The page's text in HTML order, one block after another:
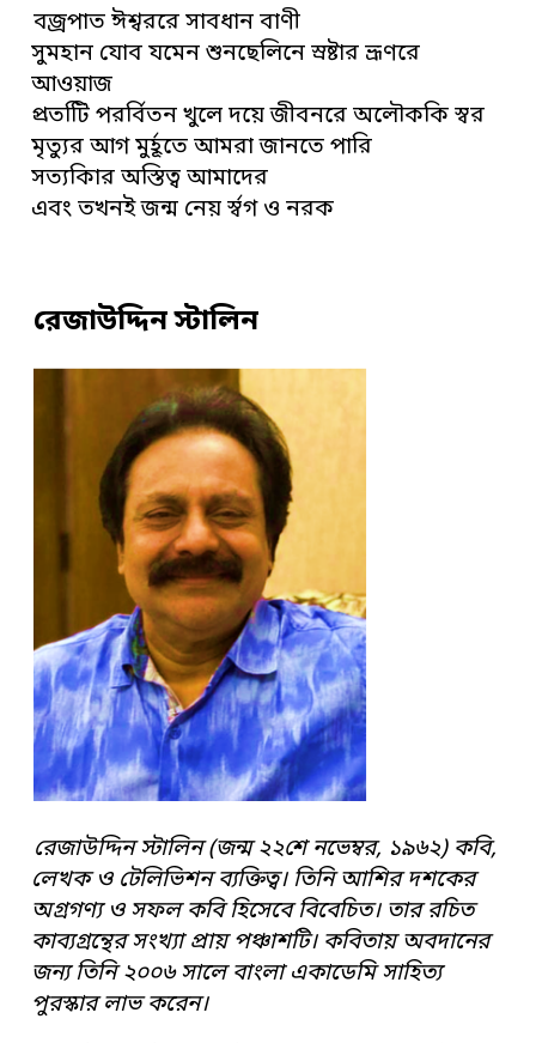
বজ্রপাত ঈশ্বররে সাবধান বাণী
সুমহান যোব যমেন শুনছেলিনে স্রষ্টার ভ্রূণরে
আওয়াজ
প্রতটিি পরর্বিতন খুলে দয়ে জীবনরে অলৌককি স্বর
মৃত্যুর আগ মুর্হূতে আমরা জানতে পারি
সত্যকিার অস্তিত্ব আমাদের
এবং তখনই জন্ম নেয় র্স্বগ ও নরক
রেজাউদ্দিন স্টালিন
রেজাউদ্দিন স্টালিন (জন্ম ২২শে নভেম্বর, ১৯৬২) কবি,
লেখক ও টেলিভিশন ব্যক্তিত্ব। তিনি আশির দশকের
অগ্রগণ্য ও সফল কবি হিসেবে বিবেচিত। তার রচিত
কাব্যগ্রন্থের সংখ্যা প্রায় পঞ্চাশটি। কবিতায় অবদানের
জন্য তিনি ২০০৬ সালে বাংলা একাডেমি সাহিত্য
পুরস্কার লাভ করেন।